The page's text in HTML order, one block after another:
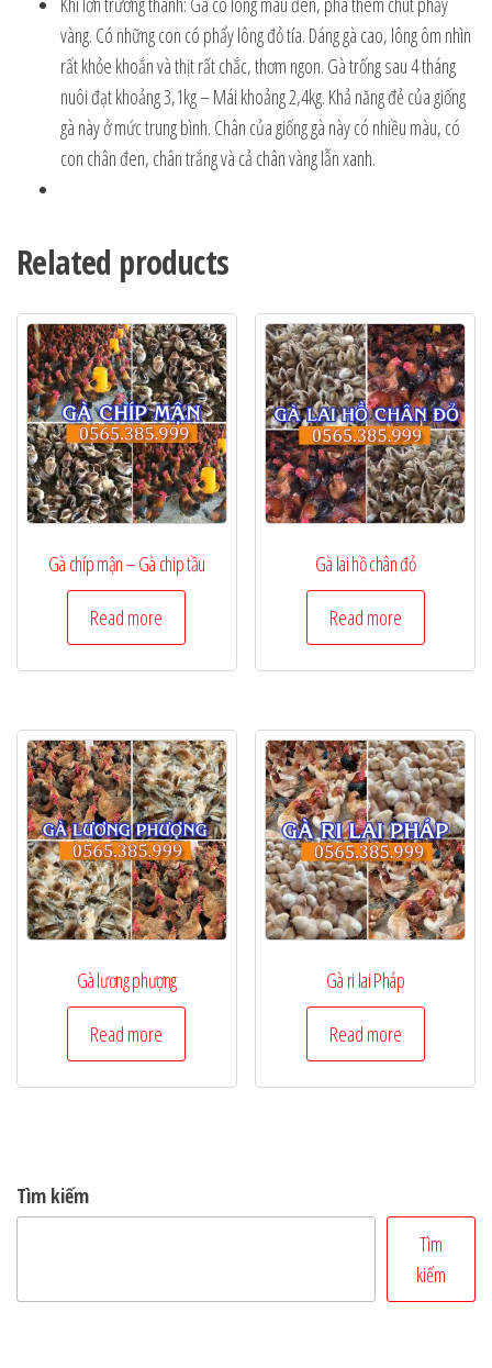
vàng. Có những con có phẩy lông đỏ tía. Dáng gà cao, lông ôm nhìn
rất khỏe khoắn và thịt rất chắc, thơm ngon. Gà trống sau 4 tháng
nuôi đạt khoảng 3,1kg – Mái khoảng 2,4kg. Khả năng đẻ của giống
gà này ở mức trung bình. Chân của giống gà này có nhiều màu, có
con chân đen, chân trắng và cả chân vàng lẫn xanh.
Related products
Gà chíp mận – Gà chip tầu
Read more
Gà lai hồ chân đỏ
Read more
Gà lương phượng
Read more
Gà ri lai Pháp
Read more
Tìm kiếm
Tìm
kiếm